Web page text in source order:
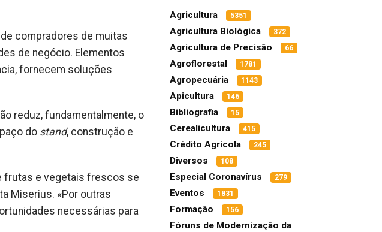
compradores de muitas
de negócio. Elementos
fornecem soluções
reduz, fundamentalmente, o
do stand, construção e
frutas e vegetais frescos se
Miserius. «Por outras
necessárias para
Agricultura 5351
Agricultura Biológica 372
Agricultura de Precisão 66
Agroflorestal 1781
Agropecuária 1143
Apicultura 146
Bibliografia 15
Cerealicultura 415
Crédito Agrícola 245
Diversos 108
Especial Coronavírus 279
Eventos 1831
Formação 156
Fóruns de Modernização da